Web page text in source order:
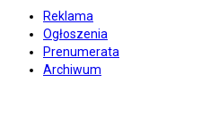
Reklama
Ogłoszenia
Prenumerata
Archiwum